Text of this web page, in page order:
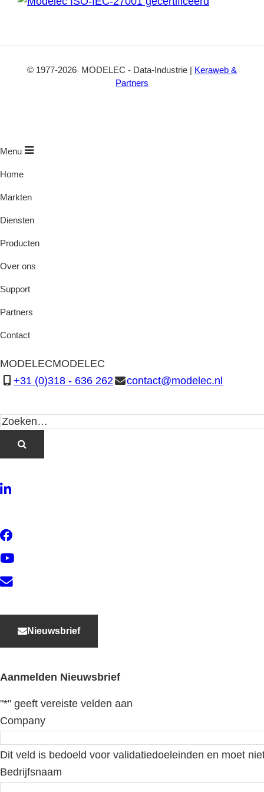
© 1977-2026 MODELEC - Data-Industrie | Keraweb &
Partners
Menu
Home
Markten
Diensten
Producten
Over ons
Support
Partners
Contact
MODELECMODELEC
+31 (0)318 - 636 262
contact@modelec.nl
LinkedIn
YouTube
Contact
Nieuwsbrief
Aanmelden Nieuwsbrief
"*" geeft vereiste velden aan
Company
Dit veld is bedoeld voor validatiedoeleinden en moet
Bedrijfsnaam